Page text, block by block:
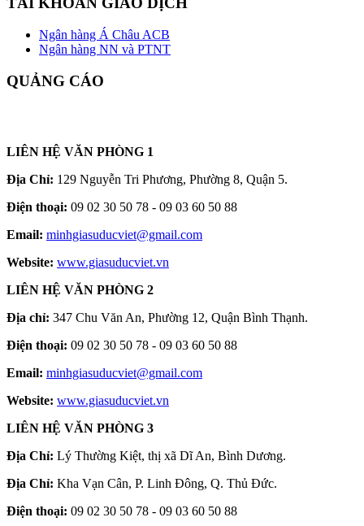
Ngân hàng Á Châu ACB
Ngân hàng NN và PTNT
QUẢNG CÁO
LIÊN HỆ VĂN PHÒNG 1
Địa Chỉ: 129 Nguyễn Tri Phương, Phường 8, Quận 5.
Điện thoại: 09 02 30 50 78 - 09 03 60 50 88
Email: minhgiasuducviet@gmail.com
Website: www.giasuducviet.vn
LIÊN HỆ VĂN PHÒNG 2
Địa chỉ: 347 Chu Văn An, Phường 12, Quận Bình Thạnh.
Điện thoại: 09 02 30 50 78 - 09 03 60 50 88
Email: minhgiasuducviet@gmail.com
Website: www.giasuducviet.vn
LIÊN HỆ VĂN PHÒNG 3
Địa Chỉ: Lý Thường Kiệt, thị xã Dĩ An, Bình Dương.
Địa Chỉ: Kha Vạn Cân, P. Linh Đông, Q. Thủ Đức.
Điện thoại: 09 02 30 50 78 - 09 03 60 50 88